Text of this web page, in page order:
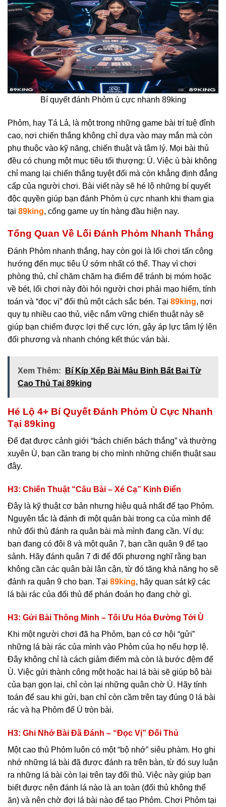
Bí quyết đánh Phỏm ù cực nhanh 89king
Phỏm, hay Tá Lả, là một trong những game bài trí tuệ đỉnh
cao, nơi chiến thắng không chỉ dựa vào may mắn mà còn
phụ thuộc vào kỹ năng, chiến thuật và tâm lý. Mọi bài thủ
đều có chung một mục tiêu tối thượng: Ù. Việc ù bài không
chỉ mang lại chiến thắng tuyệt đối mà còn khẳng định đẳng
cấp của người chơi. Bài viết này sẽ hé lộ những bí quyết
độc quyền giúp bạn đánh Phỏm ù cực nhanh khi tham gia
tại 89king, cổng game uy tín hàng đầu hiện nay.
Tổng Quan Về Lối Đánh Phỏm Nhanh Thắng
Đánh Phỏm nhanh thắng, hay còn gọi là lối chơi tấn công
hướng đến mục tiêu Ù sớm nhất có thể. Thay vì chơi
phòng thủ, chỉ chăm chăm hạ điểm để tránh bị móm hoặc
về bét, lối chơi này đòi hỏi người chơi phải mạo hiểm, tính
toán và “đọc vị” đối thủ một cách sắc bén. Tại 89king, nơi
quy tụ nhiều cao thủ, việc nắm vững chiến thuật này sẽ
giúp bạn chiếm được lợi thế cực lớn, gây áp lực tâm lý lên
đối phương và nhanh chóng kết thúc ván bài.
Xem Thêm:
Bí Kíp Xếp Bài Mậu Binh Bất Bại Từ
Cao Thủ Tại 89king
Hé Lộ 4+ Bí Quyết Đánh Phỏm Ù Cực Nhanh
Tại 89king
Để đạt được cảnh giới “bách chiến bách thắng” và thường
xuyên Ù, bạn cần trang bị cho mình những chiến thuật sau
đây.
H3: Chiến Thuật “Câu Bài – Xé Cạ” Kinh Điển
Đây là kỹ thuật cơ bản nhưng hiệu quả nhất để tạo Phỏm.
Nguyên tắc là đánh đi một quân bài trong cạ của mình để
nhử đối thủ đánh ra quân bài mà mình đang cần. Ví dụ:
bạn đang có đôi 8 và một quân 7, bạn cần quân 9 để tạo
sảnh. Hãy đánh quân 7 đi để đối phương nghĩ rằng bạn
không cần các quân bài lân cận, từ đó tăng khả năng họ sẽ
đánh ra quân 9 cho bạn. Tại 89king, hãy quan sát kỹ các
lá bài rác của đối thủ để phán đoán họ đang chờ gì.
H3: Gửi Bài Thông Minh – Tối Ưu Hóa Đường Tới Ù
Khi một người chơi đã hạ Phỏm, bạn có cơ hội “gửi”
những lá bài rác của mình vào Phỏm của họ nếu hợp lệ.
Đây không chỉ là cách giảm điểm mà còn là bước đệm để
Ù. Việc gửi thành công một hoặc hai lá bài sẽ giúp bộ bài
của bạn gọn lại, chỉ còn lại những quân chờ Ù. Hãy tính
toán để sau khi gửi, bạn chỉ còn cầm trên tay đúng 0 lá bài
rác và hạ Phỏm để Ù tròn bài.
H3: Ghi Nhớ Bài Đã Đánh – “Đọc Vị” Đối Thủ
Một cao thủ Phỏm luôn có một “bộ nhớ” siêu phàm. Họ ghi
nhớ những lá bài đã được đánh ra trên bàn, từ đó suy luận
ra những lá bài còn lại trên tay đối thủ. Việc này giúp bạn
biết được nên đánh lá nào là an toàn (đối thủ không thể
ăn) và nên chờ đợi lá bài nào để tạo Phỏm. Chơi Phỏm tại